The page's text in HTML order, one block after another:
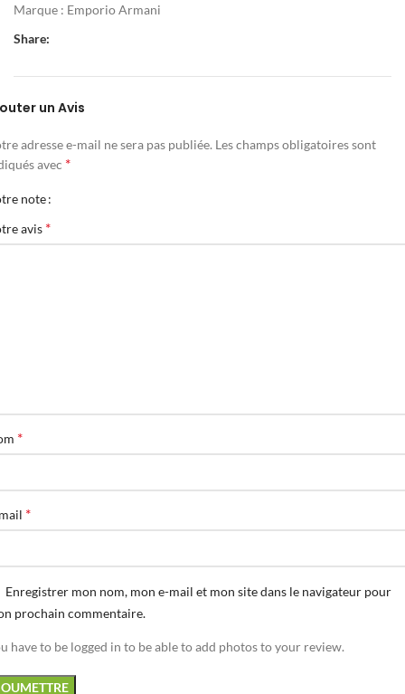
Marque : Emporio Armani
Share:
un Avis
adresse e-mail ne sera pas publiée. Les champs obligatoires sont
avec *
note
avis *
*
*
Enregistrer mon nom, mon e-mail et mon site dans le navigateur pour
prochain commentaire.
have to be logged in to be able to add photos to your review.